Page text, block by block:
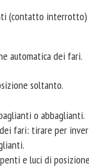
(contatto interrotto)
automatica dei fari.
soltanto.
o abbaglianti.
fari: tirare per
e luci di